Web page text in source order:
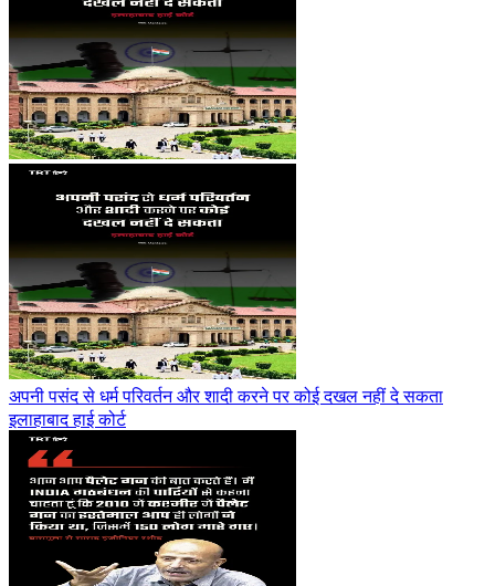
अपनी पसंद से धर्म परिवर्तन और शादी करने पर कोई दखल नहीं दे सकता
इलाहाबाद हाई कोर्ट